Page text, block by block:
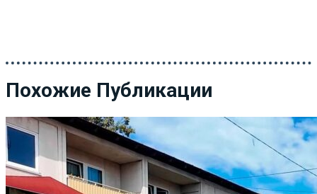
Похожие Публикации